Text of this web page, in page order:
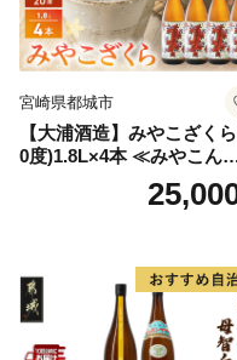
宮崎県都城市
【大浦酒造】みやこざく
0度)1.8L×4本 ≪みやこんじ
特急便≫_AD-0771